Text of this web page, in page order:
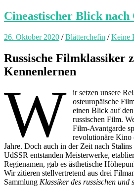
Cineastischer Blick nach
26. Oktober 2020 /Blätterchefin /Keine
Russische Filmklassiker
Kennenlernen
W
ir setzen unsere
osteuropäische
einen Blick auf
russischen Film.
Film-Avantgarde
revolutionäre Kino
Jahre. Doch auch in der Zeit nach
UdSSR entstanden Meisterwerke,
Regienamen, gab es ästhetische
Wir zitieren stellvertretend aus drei
Sammlung Klassiker des russischen und